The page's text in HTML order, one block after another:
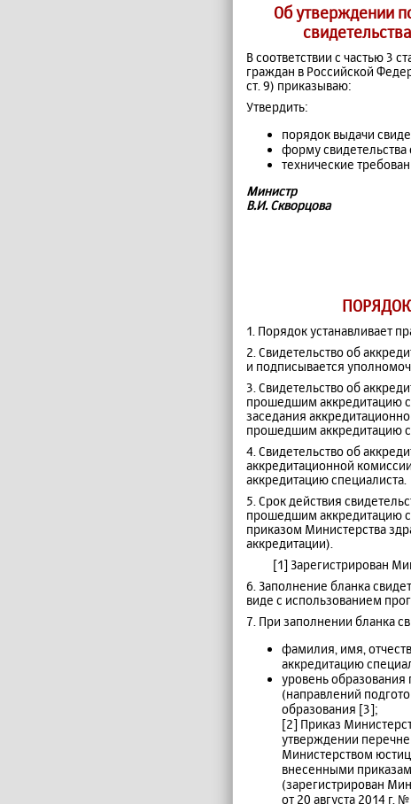
Об утверждении
В соответствии с частью 3
граждан в Российской
ст. 9) приказываю:
Утвердить:
порядок выдачи
форму
технические
Министр
В.И. Скворцова
1. Порядок устанавливает
2. Свидетельство об
и подписывается
3. Свидетельство об
прошедшим аккредитацию
заседания
прошедшим аккредитацию
4. Свидетельство об
аккредитационной
аккредитацию специалиста.
5. Срок действия
прошедшим аккредитацию
приказом Министерства
аккредитации).
[1] Зарегистрирован
6. Заполнение бланка
виде с использованием
7. При заполнении бланка
фамилия, имя,
аккредитацию
уровень образования
(направлений
образования [3];
[2] Приказ
утверждении
Министерством
внесенными
(зарегистрирован
от 20 августа 2014 г.